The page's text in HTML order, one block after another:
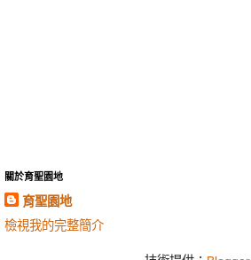
關於育聖園地
育聖園地
檢視我的完整簡介